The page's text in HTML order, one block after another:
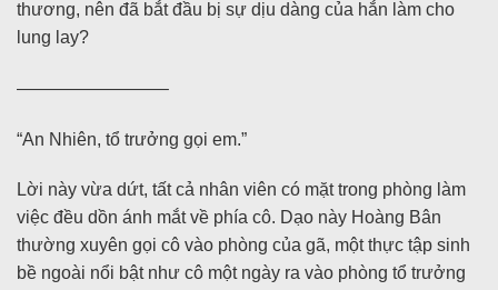
thương, nên đã bắt đầu bị sự dịu dàng của hắn làm cho
lung lay?
————————–
“An Nhiên, tổ trưởng gọi em.”
Lời này vừa dứt, tất cả nhân viên có mặt trong phòng làm
việc đều dồn ánh mắt về phía cô. Dạo này Hoàng Bân
thường xuyên gọi cô vào phòng của gã, một thực tập sinh
bề ngoài nổi bật như cô một ngày ra vào phòng tổ trưởng